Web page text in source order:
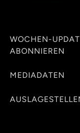
WOCHEN-
ABONNIEREN
MEDIADATEN